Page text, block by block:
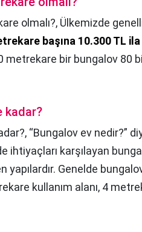
olmalı?, Ülkemizde
başına 10.300 TL
metrekare bir bungalov 80
kadar?
“Bungalov ev nedir?”
ihtiyaçları karşılayan
yapılardır. Genelde
kullanım alanı, 4